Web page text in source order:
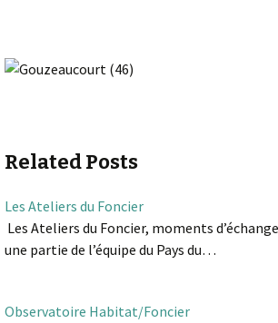
Related Posts
Les Ateliers du Foncier
Les Ateliers du Foncier, moments
une partie de l’équipe du Pays du…
Observatoire Habitat/Foncier